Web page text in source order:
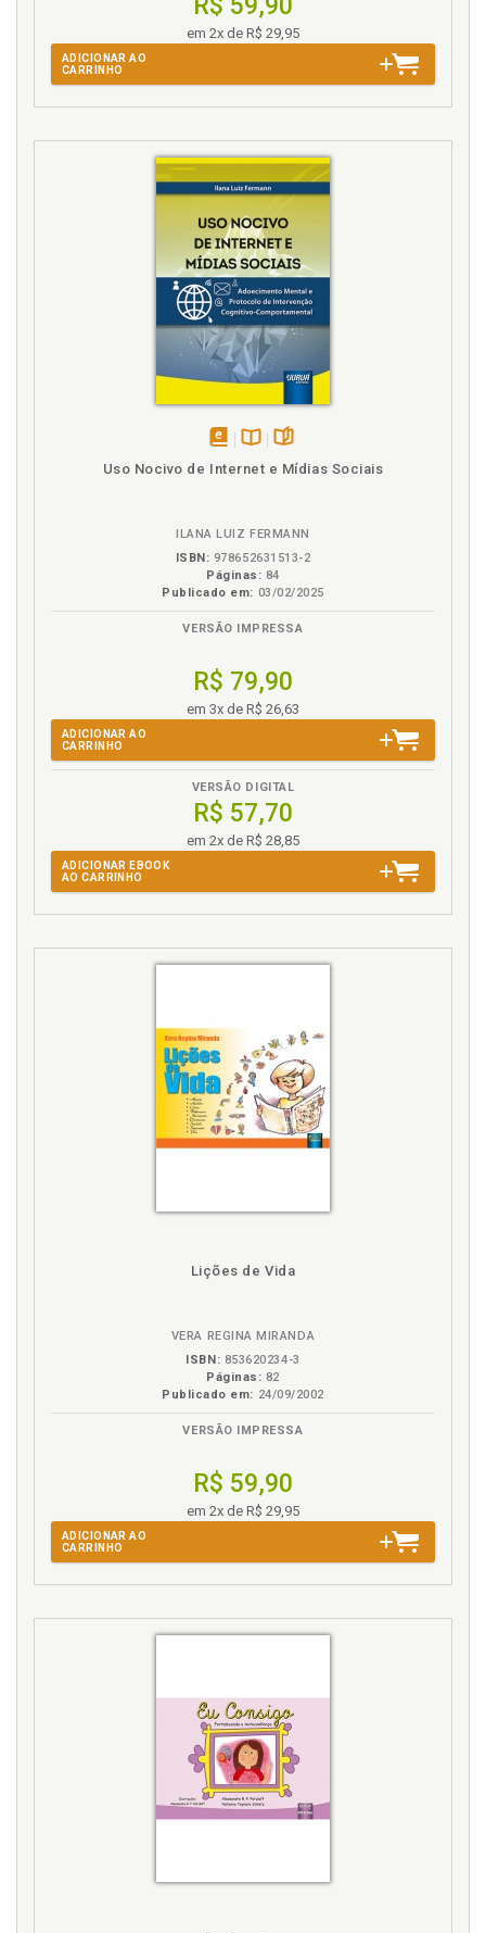
R$ 59,90
em 2x de R$ 29,95
ADICIONAR AO
CARRINHO
Uso Nocivo de Internet e Mídias Sociais
ILANA LUIZ FERMANN
ISBN: 978652631513-2
Páginas: 84
Publicado em: 03/02/2025
VERSÃO IMPRESSA
R$ 79,90
em 3x de R$ 26,63
ADICIONAR AO
CARRINHO
VERSÃO DIGITAL
R$ 57,70
em 2x de R$ 28,85
ADICIONAR EBOOK
AO CARRINHO
Lições de Vida
VERA REGINA MIRANDA
ISBN: 853620234-3
Páginas: 82
Publicado em: 24/09/2002
VERSÃO IMPRESSA
R$ 59,90
em 2x de R$ 29,95
ADICIONAR AO
CARRINHO